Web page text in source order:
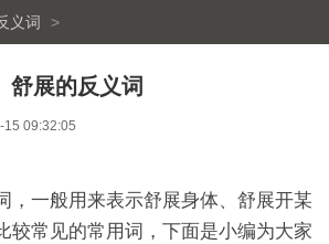
义词 >
舒展的反义词
15 09:32:05
一般用来表示舒展身体、舒展开某
较常见的常用词，下面是小编为大家